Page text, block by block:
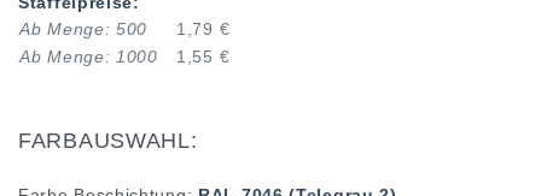
Ab Menge: 500
1,79 €
Ab Menge: 1000
1,55 €
FARBAUSWAHL: